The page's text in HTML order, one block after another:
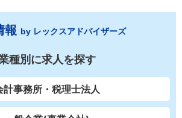
報 by レックスアドバイザーズ
種別に求人を探す
計事務所・税理士法人